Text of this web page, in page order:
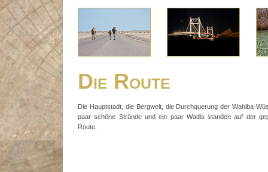
Die Route
Die Hauptstadt, die Bergwelt, die Durchquerung der Wahiba-
paar schöne Strände und ein paar Wadis standen auf der
Route.